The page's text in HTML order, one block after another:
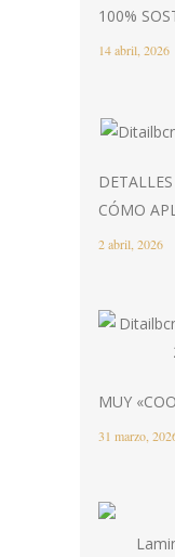
100%
14 abril, 2026
CÓMO
2 abril, 2026
MUY
31 marzo,